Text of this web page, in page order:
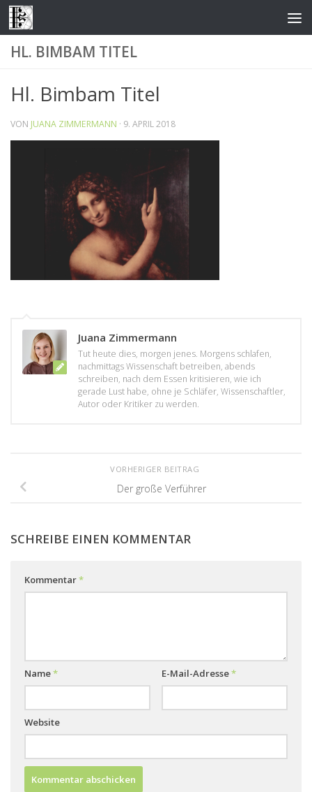
Zum Inhalt springen
HL. BIMBAM TITEL
Hl. Bimbam Titel
VON JUANA ZIMMERMANN · 9. APRIL 2018
Juana Zimmermann
Tut heute dies, morgen jenes. Morgens schlafen,
nachmittags Wissenschaft betreiben, abends
schreiben, nach dem Essen kritisieren, wie ich
gerade Lust habe, ohne je Schläfer, Wissenschaftler,
Autor oder Kritiker zu werden.
VORHERIGER BEITRAG
Der große Verführer
SCHREIBE EINEN KOMMENTAR
Kommentar*
Name* E-Mail-Adresse*
Website